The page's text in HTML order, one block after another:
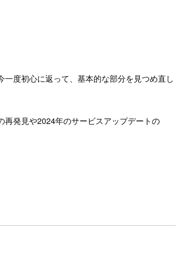
度初心に返って、基本的な部分を見つめ直し
発見や2024年のサービスアップデートの